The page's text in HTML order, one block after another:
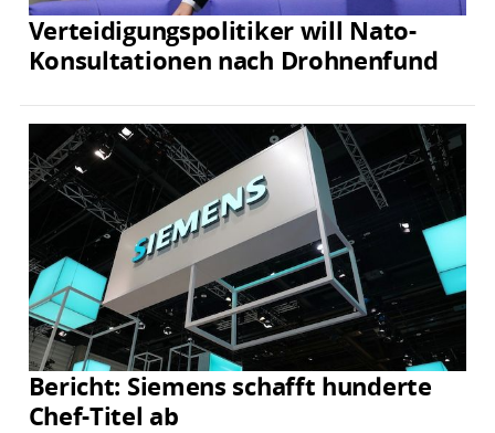
Verteidigungspolitiker will Nato-
Konsultationen nach Drohnenfund
Bericht: Siemens schafft hunderte
Chef-Titel ab